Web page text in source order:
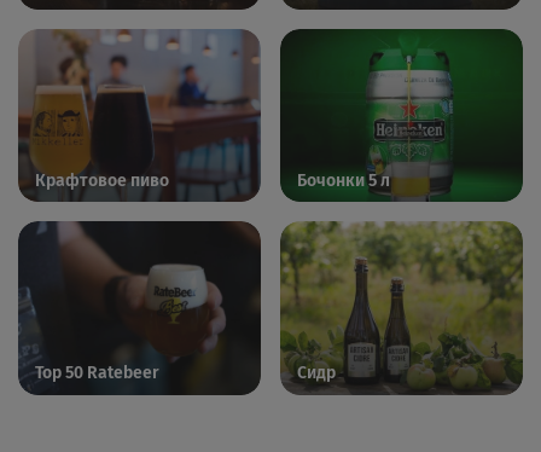
Крафтовое пиво Бочонки 5 л
Top 50 Ratebeer Сидр